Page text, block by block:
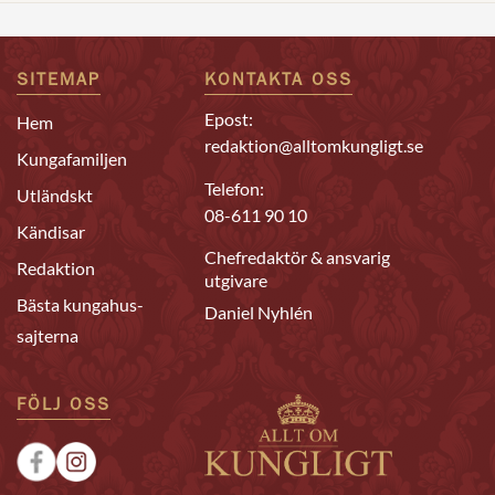
SITEMAP
Hem
Kungafamiljen
Utländskt
Kändisar
Redaktion
Bästa kungahus-
sajterna
KONTAKTA OSS
Epost:
redaktion@alltomkungligt.se
Telefon:
08-611 90 10
Chefredaktör & ansvarig
utgivare
Daniel Nyhlén
FÖLJ OSS